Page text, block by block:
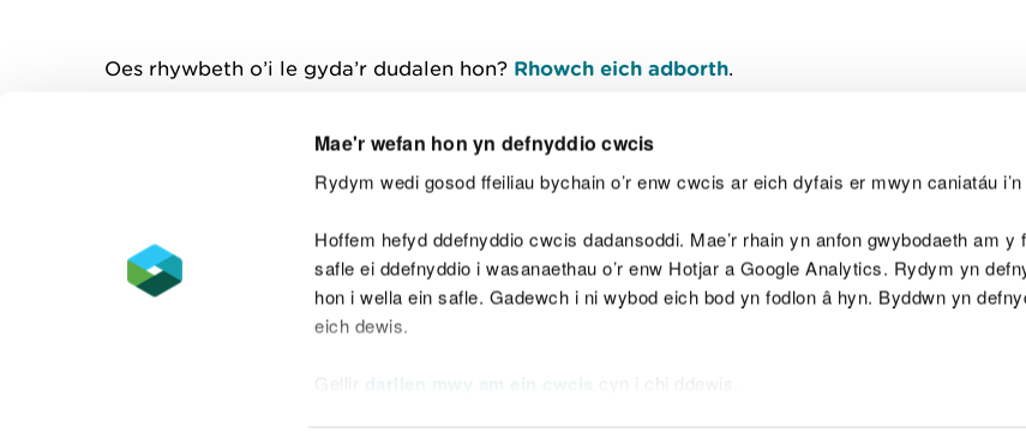
Mae'r wefan hon yn defnyddio cwcis
Rydym wedi gosod ffeiliau bychain o’r enw cwcis ar eich dyfais er mwyn caniatáu
Hoffem hefyd ddefnyddio cwcis dadansoddi. Mae’r rhain yn anfon gwybodaeth am y
safle ei ddefnyddio i wasanaethau o’r enw Hotjar a Google Analytics. Rydym yn
hon i wella ein safle. Gadewch i ni wybod eich bod yn fodlon â hyn. Byddwn yn
eich dewis.
darllen mwy am ein cwcis
Oes rhywbeth o’i le gyda’r dudalen hon? Rhowch eich adborth.
Datganiad hygyrchedd Safonau'r Gymraeg
Datganiad caethwasiaeth fodern